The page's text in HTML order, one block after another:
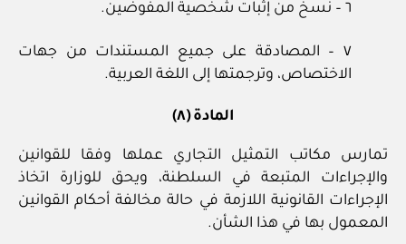
٦ – نسخ من إثبات شخصية المفوضين.
٧ – المصادقة على جميع المستندات من جهات
الاختصاص، وترجمتها إلى اللغة العربية.
المادة (٨)
تمارس مكاتب التمثيل التجاري عملها وفقا للقوانين
والإجراءات المتبعة في السلطنة، ويحق للوزارة اتخاذ
الإجراءات القانونية اللازمة في حالة مخالفة أحكام القوانين
المعمول بها في هذا الشأن.